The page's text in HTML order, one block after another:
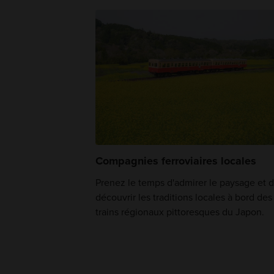
Compagnies ferroviaires locales
Prenez le temps d'admirer le paysage et
découvrir les traditions locales à bord des
trains régionaux pittoresques du Japon.